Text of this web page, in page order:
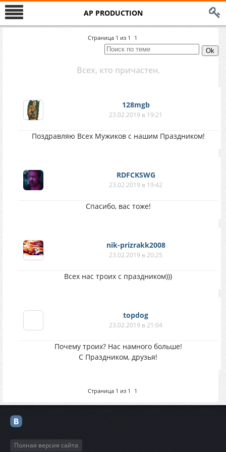
AP PRODUCTION
Страница 1 из 1 1
Всех, кто причастен.
128mgb
23.02.2019 в 19:21
Поздравляю Всех Мужиков с нашим Праздником!
RDFCKSWG
23.02.2019 в 19:42
Спасибо, вас тоже!
nik-prizrakk2008
23.02.2019 в 20:25
Всех нас троих с праздником)))
topdog
23.02.2019 в 21:04
Почему троих? Нас намного больше!
С Праздником, друзья!
Страница 1 из 1 1
Полная версия сайта